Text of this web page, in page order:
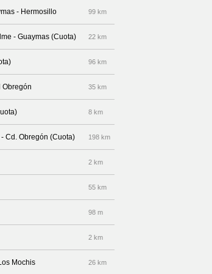
- Hermosillo 99 km
- Guaymas (Cuota) 22 km
96 km
Obregón 35 km
8 km
Cd. Obregón (Cuota) 198 km
2 km
55 km
98 m
2 km
Mochis 26 km